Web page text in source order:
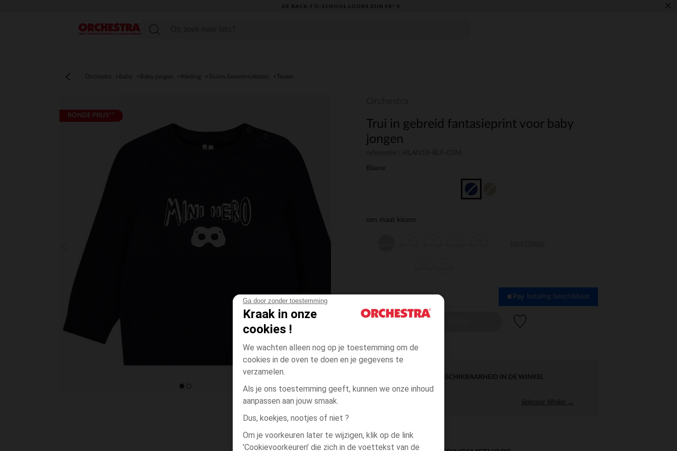
Ga door zonder toestemming
Kraak in onze
cookies !
We wachten alleen nog op je toestemming om de
cookies in de oven te doen en je gegevens te
verzamelen.
Als je ons toestemming geeft, kunnen we onze inhoud
aanpassen aan jouw smaak.
Dus, koekjes, nootjes of niet ?
Om je voorkeuren later te wijzigen, klik op de link
'Cookievoorkeuren' die zich in de voettekst van de
DE BACK-TO-SCHOOL LOOKS ZIJN ER! ✨ ×
menu
Orchestra Baby Baby jongen Kleding Truien,Sweaters,Vesten Truien
RONDE PRIJS**
Trui in gebreid fantasieprint voor baby
jongen
Blauw
een maat kiezen
betaling beschikbaar
DIRECTE BESCHIKBAARHEID IN DE WINKEL
Selecteer Winkel →